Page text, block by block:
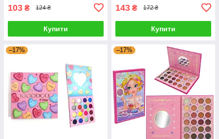
103 ₴ 124 ₴
Купити
143 ₴ 172 ₴
Купити
–17% –17%